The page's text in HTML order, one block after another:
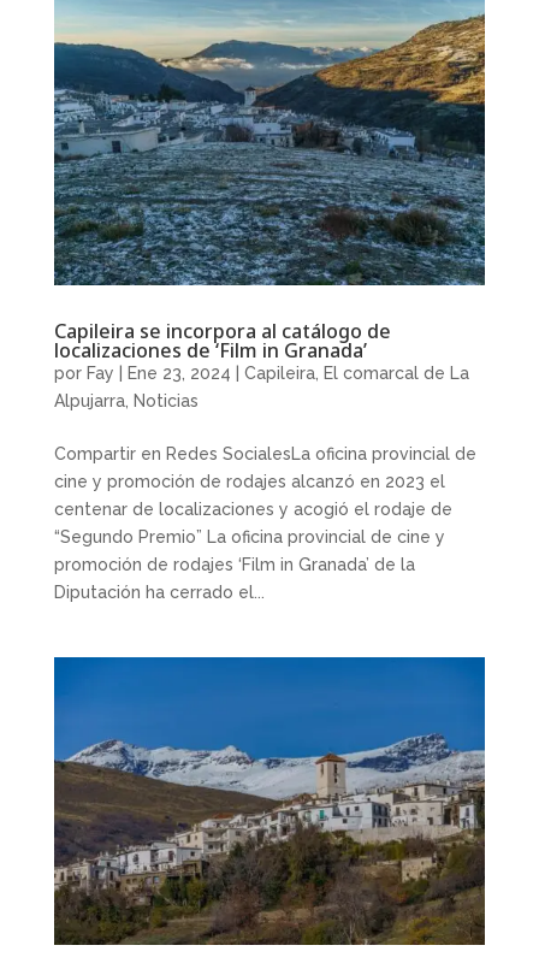
Capileira se incorpora al catálogo de
localizaciones de ‘Film in Granada’
por Fay Ene 23, 2024 Capileira, El comarcal de La
Alpujarra, Noticias
Compartir en Redes SocialesLa oficina provincial de
cine y promoción de rodajes alcanzó en 2023 el
centenar de localizaciones y acogió el rodaje de
“Segundo Premio” La oficina provincial de cine y
promoción de rodajes ‘Film in Granada’ de la
Diputación ha cerrado el...